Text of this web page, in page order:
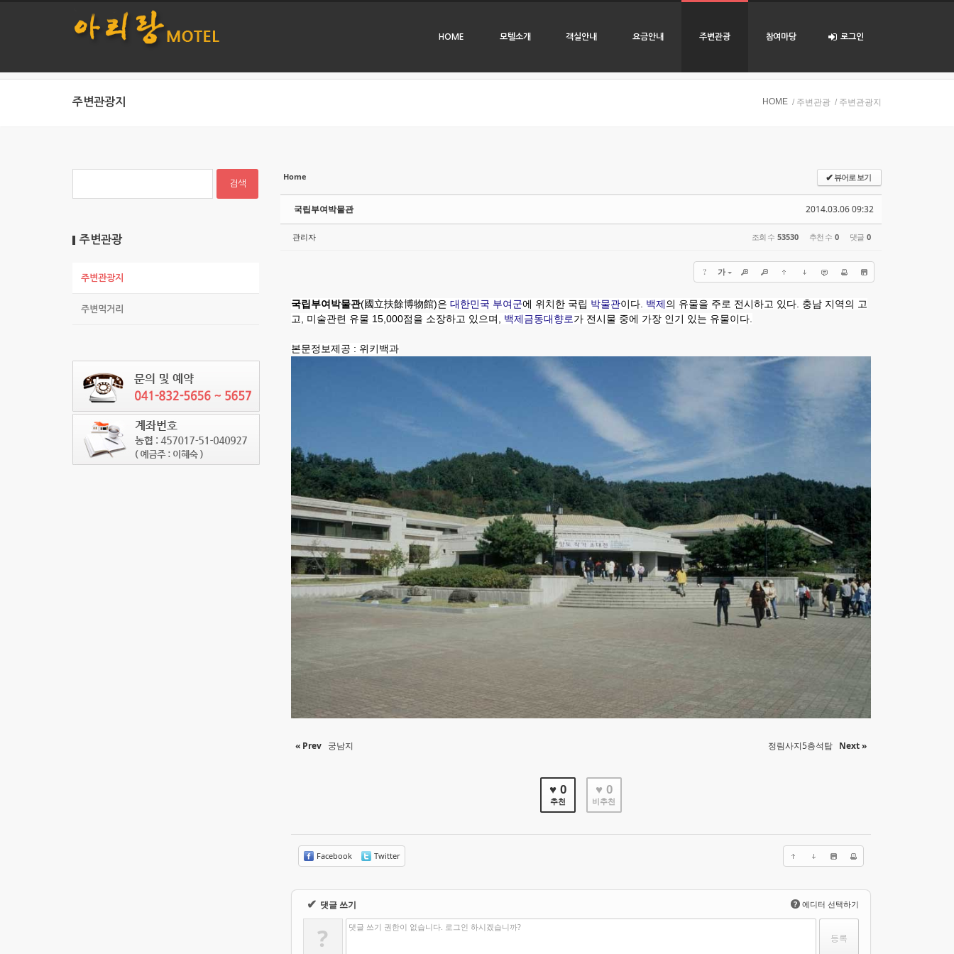
HOME 모텔소개 객실안내 요금안내 주변관광 참여마당 로그인
주변관광지 HOME / 주변관광 / 주변관광지
Home ✔뷰어로 보기
2014.03.06 09:32
국립부여박물관
관리자 조회 수 53530 추천 수 0 댓글 0
? 가
국립부여박물관(國立扶餘博物館)은 대한민국 부여군에 위치한 국립 박물관이다. 백제의 유물을 주로 전시하고 있다. 충남 지역의 고
고, 미술관련 유물 15,000점을 소장하고 있으며, 백제금동대향로가 전시물 중에 가장 인기 있는 유물이다.
본문정보제공 : 위키백과
« Prev 궁남지 정림사지5층석탑 Next »
♥ 0
추천
♥ 0
비추천
Facebook Twitter
✔ 댓글 쓰기 ? 에디터 선택하기
? 댓글 쓰기 권한이 없습니다. 로그인 하시겠습니까?
Sketchbook5, 스케치북5
Sketchbook5, 스케치북5
Sketchbook5, 스케치북5
Sketchbook5, 스케치북5
주변관광
주변관광지
주변먹거리